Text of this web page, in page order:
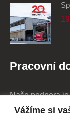
Vážíme si
Pracovní
Naše podpora
24/7